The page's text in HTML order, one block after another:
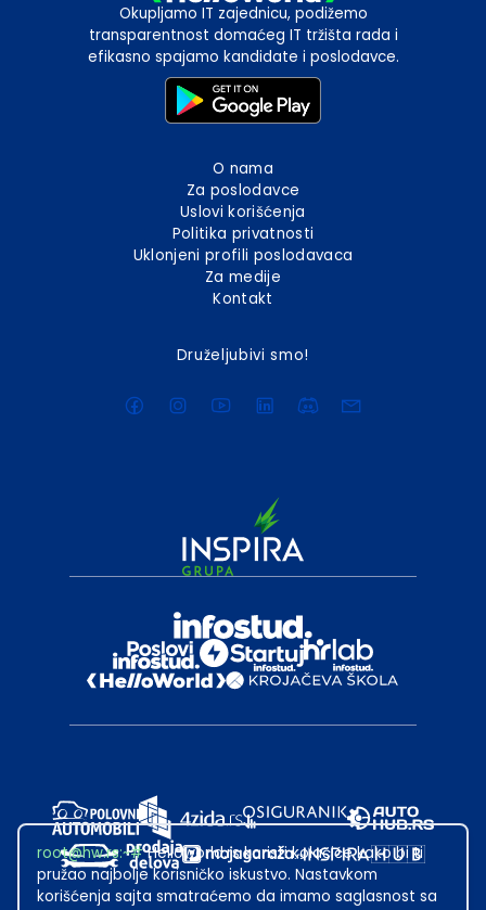
Okupljamo IT zajednicu, podižemo
transparentnost domaćeg IT tržišta rada i
efikasno spajamo kandidate i poslodavce.
O nama
Za poslodavce
Uslovi korišćenja
Politika privatnosti
Uklonjeni profili poslodavaca
Za medije
Kontakt
Druželjubivi smo!
root@hw.rs:~#Helloworld.rs koristi kolačiće kako bi ti
pružao najbolje korisničko iskustvo. Nastavkom
korišćenja sajta smatraćemo da imamo saglasnost sa